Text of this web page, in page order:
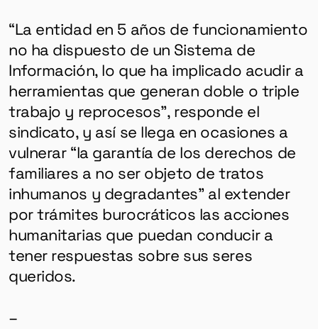
“La entidad en 5 años de funcionamiento
no ha dispuesto de un Sistema de
Información, lo que ha implicado acudir a
herramientas que generan doble o triple
trabajo y reprocesos”, responde el
sindicato, y así se llega en ocasiones a
vulnerar “la garantía de los derechos de
familiares a no ser objeto de tratos
inhumanos y degradantes” al extender
por trámites burocráticos las acciones
humanitarias que puedan conducir a
tener respuestas sobre sus seres
queridos.
–